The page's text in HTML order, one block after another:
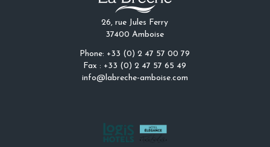
26, rue Jules Ferry
37400 Amboise
Phone: +33 (0) 2 47 57 00 79
Fax : +33 (0) 2 47 57 65 49
info@labreche-amboise.com